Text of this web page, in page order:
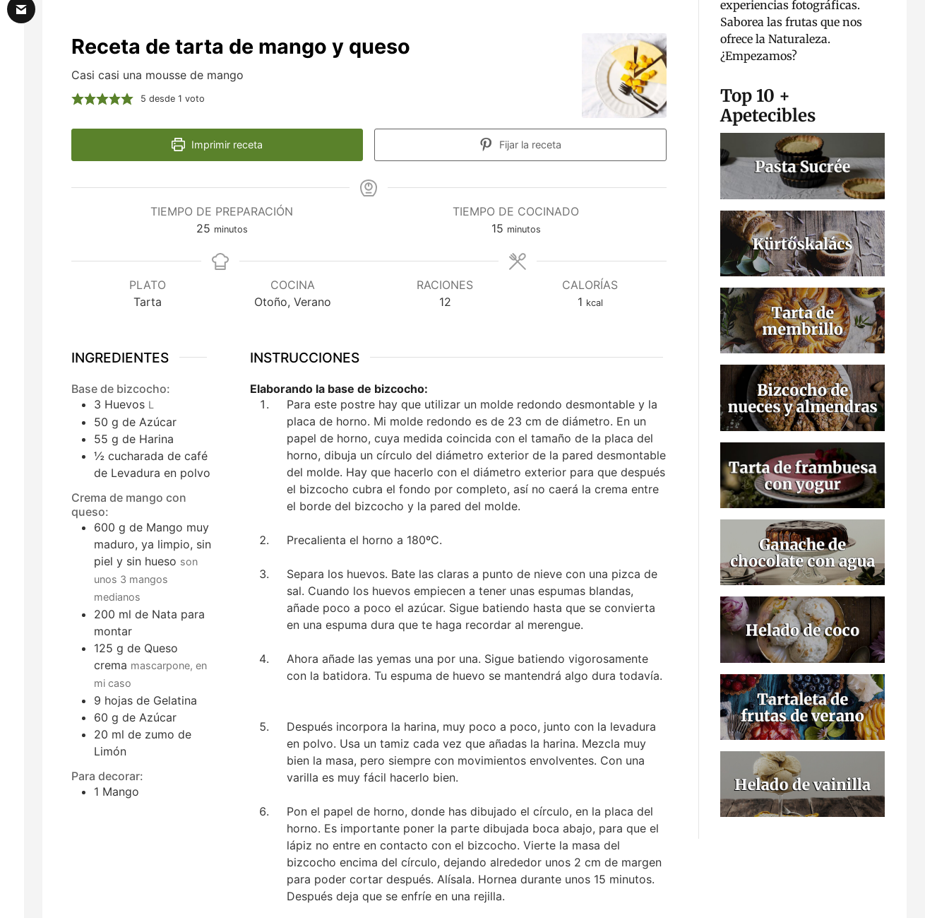
Receta de tarta de mango y queso
Casi casi una mousse de mango
5 desde 1 voto
Imprimir receta Fijar la receta
TIEMPO DE PREPARACIÓN
25minutos
minutos
TIEMPO DE COCINADO
15minutos
minutos
PLATO
Tarta
COCINA
Otoño, Verano
RACIONES
12
CALORÍAS
1 kcal
INGREDIENTES
Base de bizcocho:
3 Huevos L
50 g de Azúcar
55 g de Harina
½ cucharada de café
de Levadura en polvo
Crema de mango con
queso:
600 g de Mango muy
maduro, ya limpio, sin
piel y sin hueso son
unos 3 mangos
medianos
200 ml de Nata para
montar
125 g de Queso
crema mascarpone, en
mi caso
9 hojas de Gelatina
60 g de Azúcar
20 ml de zumo de
Limón
Para decorar:
1 Mango
INSTRUCCIONES
Elaborando la base de bizcocho:
Para este postre hay que utilizar un molde redondo desmontable y la
placa de horno. Mi molde redondo es de 23 cm de diámetro. En un
papel de horno, cuya medida coincida con el tamaño de la placa del
horno, dibuja un círculo del diámetro exterior de la pared desmontable
del molde. Hay que hacerlo con el diámetro exterior para que después
el bizcocho cubra el fondo por completo, así no caerá la crema entre
el borde del bizcocho y la pared del molde.
Precalienta el horno a 180ºC.
Separa los huevos. Bate las claras a punto de nieve con una pizca de
sal. Cuando los huevos empiecen a tener unas espumas blandas,
añade poco a poco el azúcar. Sigue batiendo hasta que se convierta
en una espuma dura que te haga recordar al merengue.
Ahora añade las yemas una por una. Sigue batiendo vigorosamente
con la batidora. Tu espuma de huevo se mantendrá algo dura todavía.
Después incorpora la harina, muy poco a poco, junto con la levadura
en polvo. Usa un tamiz cada vez que añadas la harina. Mezcla muy
bien la masa, pero siempre con movimientos envolventes. Con una
varilla es muy fácil hacerlo bien.
Pon el papel de horno, donde has dibujado el círculo, en la placa del
horno. Es importante poner la parte dibujada boca abajo, para que el
lápiz no entre en contacto con el bizcocho. Vierte la masa del
bizcocho encima del círculo, dejando alrededor unos 2 cm de margen
para poder cortar después. Alísala. Hornea durante unos 15 minutos.
Después deja que se enfríe en una rejilla.
experiencias fotográficas.
Saborea las frutas que nos
ofrece la Naturaleza.
¿Empezamos?
Top 10 +
Apetecibles